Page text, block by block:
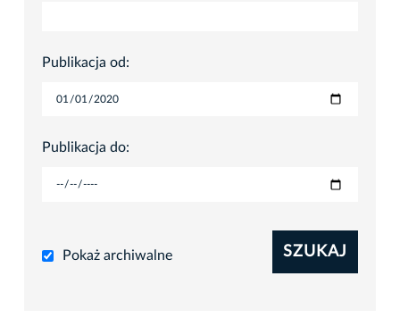
Publikacja od:
Publikacja do:
Pokaż archiwalne SZUKAJ